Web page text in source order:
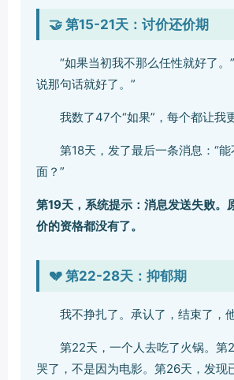
🤝 第15-21天：讨价还价期
“如果当初我不那么任性就好了。
说那句话就好了。”
我数了47个“如果”，每个都让我
第18天，发了最后一条消息：“
面？”
第19天，系统提示：消息发送失败。
价的资格都没有了。
💔 第22-28天：抑郁期
我不挣扎了。承认了，结束了，
第22天，一个人去吃了火锅。第
哭了，不是因为电影。第26天，发现